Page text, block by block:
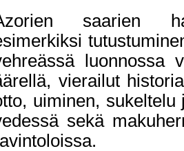
saarien
luonnossa
vierailut
uiminen,
sekä